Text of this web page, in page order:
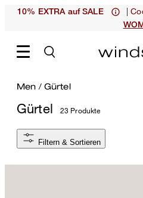
10% EXTRA auf SALE |
Men / Gürtel
Gürtel 23 Produkte
Filtern & Sortieren